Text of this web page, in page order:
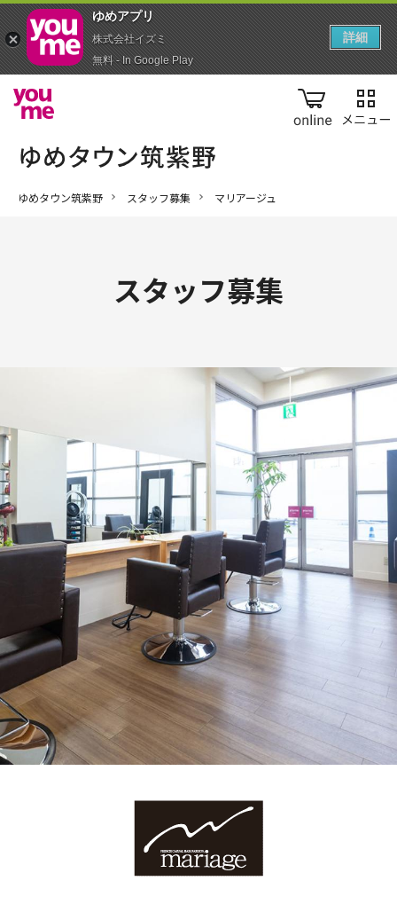
online
ゆめタウン筑紫野 スタッフ募集 マリアージュ
スタッフ募集
ゆめアプ‪リ‬
株式会社イズミ
無料 - In Google Play
詳細